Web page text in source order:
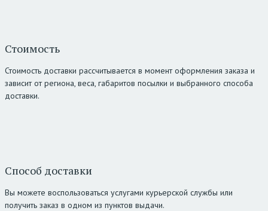
Стоимость
Стоимость доставки рассчитывается в момент оформления заказа и
зависит от региона, веса, габаритов посылки и выбранного способа
доставки.
Способ доставки
Вы можете воспользоваться услугами курьерской службы или
получить заказ в одном из пунктов выдачи.